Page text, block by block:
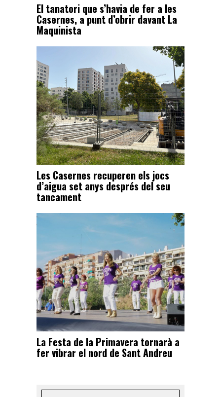
El tanatori que s’havia de fer a les
Casernes, a punt d’obrir davant La
Maquinista
Les Casernes recuperen els jocs
d’aigua set anys després del seu
tancament
La Festa de la Primavera tornarà a
fer vibrar el nord de Sant Andreu